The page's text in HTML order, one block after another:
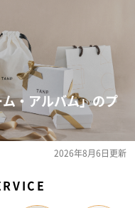
ム・アルバム」のプ
2026年8月6日更新